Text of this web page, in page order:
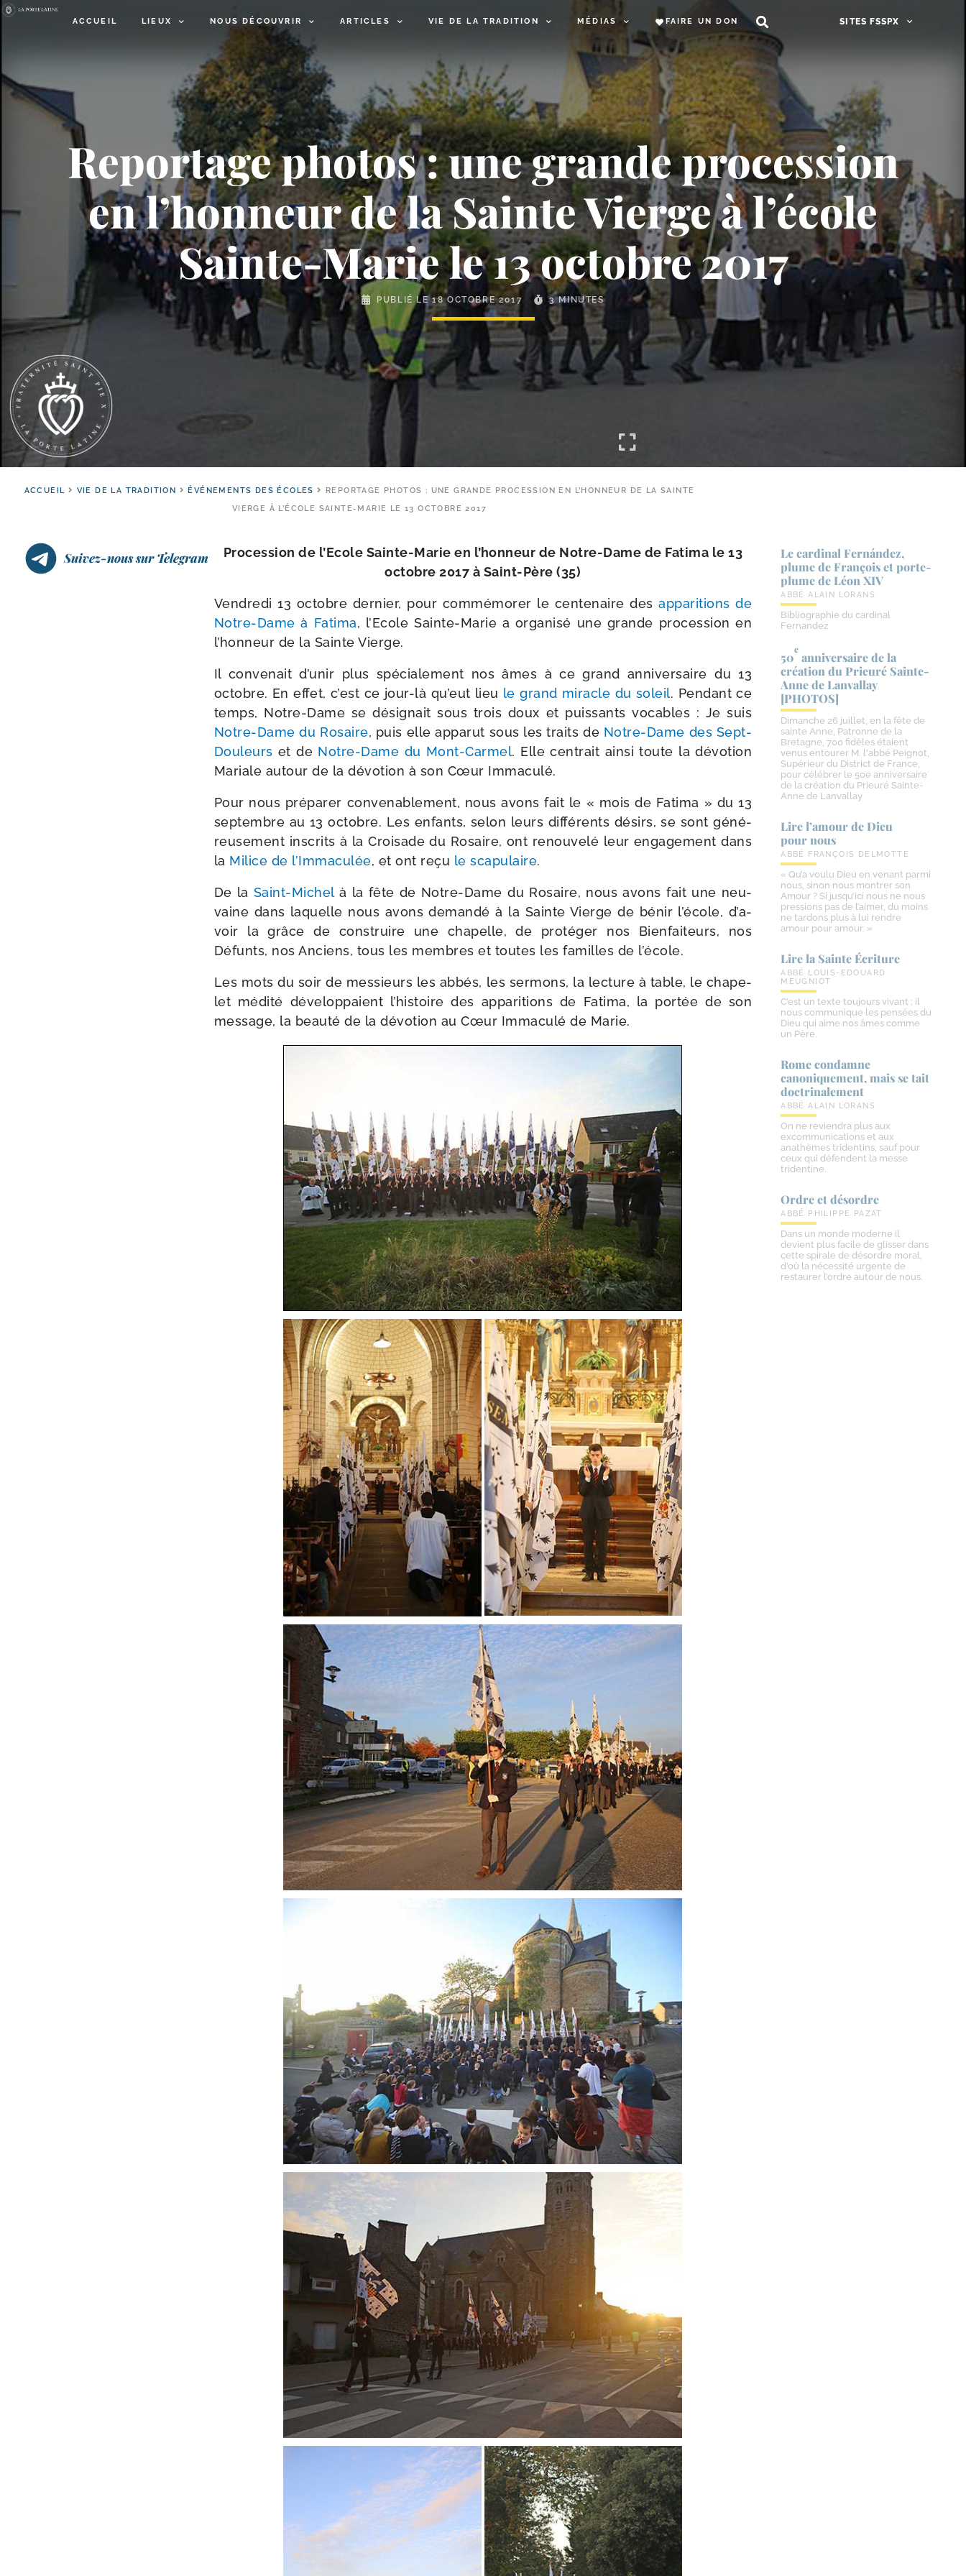
ACCUEIL LIEUX NOUS DÉCOUVRIR ARTICLES VIE DE LA TRADITION MÉDIAS FAIRE UN DON SITES FSSPX
Reportage photos : une grande procession
en l’honneur de la Sainte Vierge à l’école
Sainte-​Marie le 13 octobre 2017
PUBLIÉ LE18 OCTOBRE 2017 3 MINUTES
ACCUEIL VIE DE LA TRADITION ÉVÉNEMENTS DES ÉCOLES
REPORTAGE PHOTOS : UNE GRANDE PROCESSION EN L’HONNEUR DE LA SAINTE
VIERGE À L’ÉCOLE SAINTE-​MARIE LE 13 OCTOBRE 2017
Suivez-nous sur Telegram
Procession de l’Ecole Sainte-​Marie en l’hon­neur de Notre-​Dame de Fatima le 13
octobre 2017 à Saint-​Père (35)
Vendredi 13 octobre der­nier, pour com­mé­mo­rer le cen­te­naire desappa­ri­tions de
Notre-​Dame à Fatima, l’Ecole Sainte-​Marie a orga­ni­sé une grande pro­ces­sion en
l’hon­neur de la Sainte Vierge.
Il conve­nait d’u­nir plus spé­cia­le­ment nos âmes à ce grand anni­ver­saire du 13
octobre. En effet, c’est ce jour-​là qu’eut lieu le grand miracle du soleil. Pendant ce
temps, Notre-​Dame se dési­gnait sous trois doux et puis­sants vocables : Je suis
Notre-​Dame du Rosaire, puis elle appa­rut sous les traits de Notre-​Dame des Sept-​
Douleurs et de Notre-​Dame du Mont-​Carmel. Elle cen­trait ain­si toute la dévo­tion
Mariale autour de la dévo­tion à son Cœur Immaculé.
Pour nous pré­pa­rer conve­na­ble­ment, nous avons fait le « mois de Fatima » du 13
sep­tembre au 13 octobre. Les enfants, selon leurs dif­fé­rents dési­rs, se sont géné­
reu­se­ment ins­crits à la Croisade du Rosaire, ont renou­ve­lé leur enga­ge­ment dans
la Milice de l’Immaculée, et ont reçu le sca­pu­laire.
De la Saint-​Michelà la fête de Notre-​Dame du Rosaire, nous avons fait une neu­
vaine dans laquelle nous avons deman­dé à la Sainte Vierge de bénir l’é­cole, d’a­
voir la grâce de construire une cha­pelle, de pro­té­ger nos Bienfaiteurs, nos
Défunts, nos Anciens, tous les membres et toutes les familles de l’école.
Les mots du soir de mes­sieurs les abbés, les ser­mons, la lec­ture à table, le cha­pe­
let médi­té déve­lop­paient l’his­toire des appa­ri­tions de Fatima, la por­tée de son
mes­sage, la beau­té de la dévo­tion au Cœur Immaculé de Marie.
Le cardinal Fernández,
plume de François et porte-​
plume de Léon XIV
ABBÉ ALAIN LORANS
Bibliographie du cardinal
Fernandez
50
e
anniversaire de la
création du Prieuré Sainte-​
Anne de Lanvallay
[PHOTOS]
Dimanche 26 juillet, en la fête de
sainte Anne, Patronne de la
Bretagne, 700 fidèles étaient
venus entourer M. l'abbé Peignot,
Supérieur du District de France,
pour célébrer le 50e anniversaire
de la création du Prieuré Sainte-
Anne de Lanvallay
Lire l’amour de Dieu
pour nous
ABBÉ FRANÇOIS DELMOTTE
« Qu’a voulu Dieu en venant parmi
nous, sinon nous montrer son
Amour ? Si jusqu’ici nous ne nous
pressions pas de l’aimer, du moins
ne tardons plus à lui rendre
amour pour amour. »
Lire la Sainte Écriture
ABBÉ LOUIS-EDOUARD
MEUGNIOT
C’est un texte toujours vivant ; il
nous communique les pensées du
Dieu qui aime nos âmes comme
un Père.
Rome condamne
canoniquement, mais se tait
doctrinalement
ABBÉ ALAIN LORANS
On ne reviendra plus aux
excommunications et aux
anathèmes tridentins, sauf pour
ceux qui défendent la messe
tridentine.
Ordre et désordre
ABBÉ PHILIPPE PAZAT
Dans un monde moderne il
devient plus facile de glisser dans
cette spirale de désordre moral,
d’où la nécessité urgente de
restaurer l’ordre autour de nous.